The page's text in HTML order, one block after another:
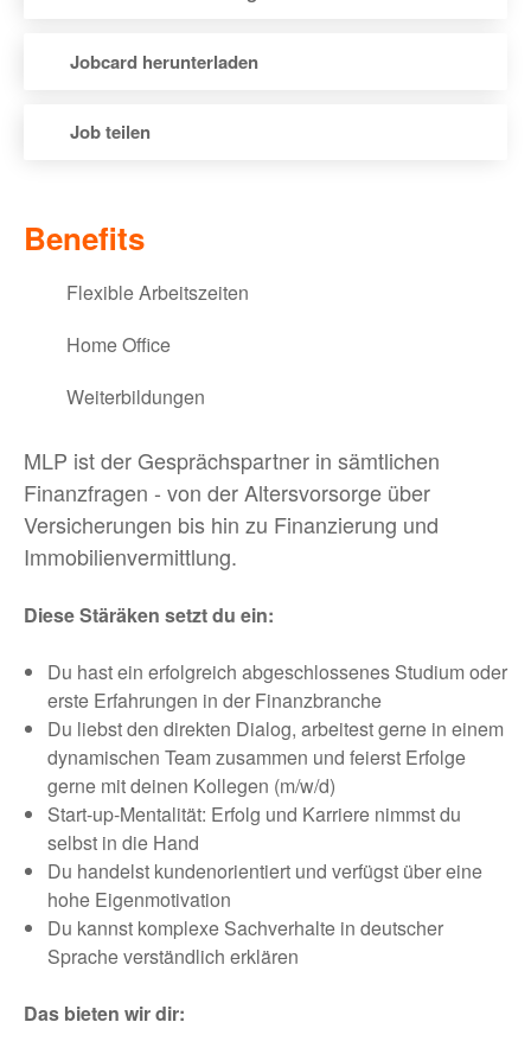
MLP ist der Gesprächspartner in sämtlichen
Finanzfragen - von der Altersvorsorge über
Versicherungen bis hin zu Finanzierung und
Immobilienvermittlung.
Diese Stäräken setzt du ein:
Du hast ein erfolgreich abgeschlossenes Studium oder
erste Erfahrungen in der Finanzbranche
Du liebst den direkten Dialog, arbeitest gerne in einem
dynamischen Team zusammen und feierst Erfolge
gerne mit deinen Kollegen (m/w/d)
Start-up-Mentalität: Erfolg und Karriere nimmst du
selbst in die Hand
Du handelst kundenorientiert und verfügst über eine
hohe Eigenmotivation
Du kannst komplexe Sachverhalte in deutscher
Sprache verständlich erklären
Das bieten wir dir:
Jobcard herunterladen
Job teilen
via XING teilen
via LinkedIn teilen
via Facebook teilen
via WhatsApp teilen
via Twitter teilen
Benefits
Flexible Arbeitszeiten
Home Office
Weiterbildungen